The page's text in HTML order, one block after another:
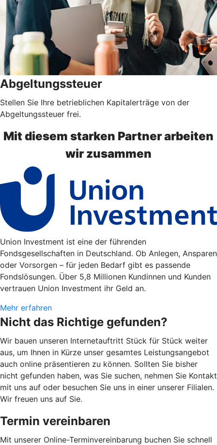
Abgeltungssteuer
Stellen Sie Ihre betrieblichen Kapitalerträge von der
Abgeltungssteuer frei.
Mit diesem starken Partner arbeiten
wir zusammen
Union Investment ist eine der führenden
Fondsgesellschaften in Deutschland. Ob Anlegen, Ansparen
oder Vorsorgen – für jeden Bedarf gibt es passende
Fondslösungen. Über 5,8 Millionen Kundinnen und Kunden
vertrauen Union Investment ihr Geld an.
Mehr erfahren
Nicht das Richtige gefunden?
Wir bauen unseren Internetauftritt Stück für Stück weiter
aus, um Ihnen in Kürze unser gesamtes Leistungsangebot
auch online präsentieren zu können. Sollten Sie bisher
nicht gefunden haben, was Sie suchen, nehmen Sie Kontakt
mit uns auf oder besuchen Sie uns in einer unserer Filialen.
Wir freuen uns auf Sie.
Termin vereinbaren
Mit unserer Online-Terminvereinbarung buchen Sie schnell